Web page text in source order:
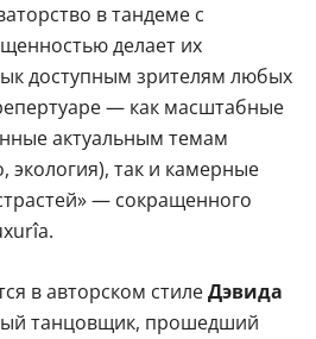
в тандеме с
делает их
доступным зрителям любых
— как масштабные
актуальным темам
экология), так и камерные
— сокращенного
в авторском стилеДэвида
танцовщик, прошедший